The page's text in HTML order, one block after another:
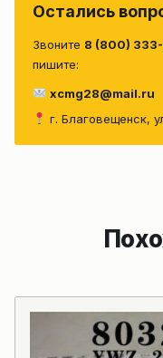
Остались
Звоните 8 (800)
пишите:
xcmg28@mail.ru
г. Благовещенск,